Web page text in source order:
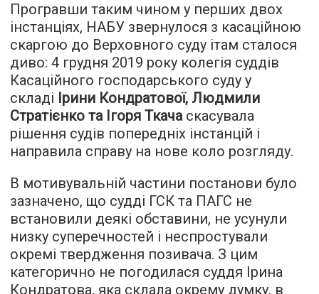
Програвши таким чином у перших двох
інстанціях, НАБУ звернулося з касаційною
скаргою до Верховного суду ітам сталося
диво: 4 грудня 2019 року колегія суддів
Касаційного господарського суду у
складі Ірини Кондратової, Людмили
Стратієнко та Ігоря Ткачаскасувала
рішення судів попередніх інстанцій і
направила справу на нове коло розгляду.
В мотивувальній частини постанови було
зазначено, що судді ГСК та ПАГС не
встановили деякі обставини, не усунули
низку суперечностей і неспростували
окремі твердження позивача. З цим
категорично не погодилася суддя Ірина
Кондратова, яка склала окрему думку, в